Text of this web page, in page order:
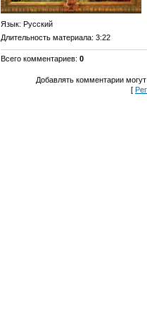
Язык: Русский
Длительность материала: 3:22
Всего комментариев: 0
Добавлять комментарии
[